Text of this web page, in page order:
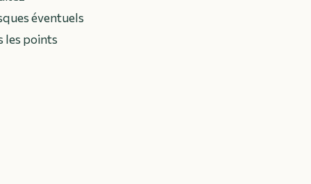
éventuels
les points